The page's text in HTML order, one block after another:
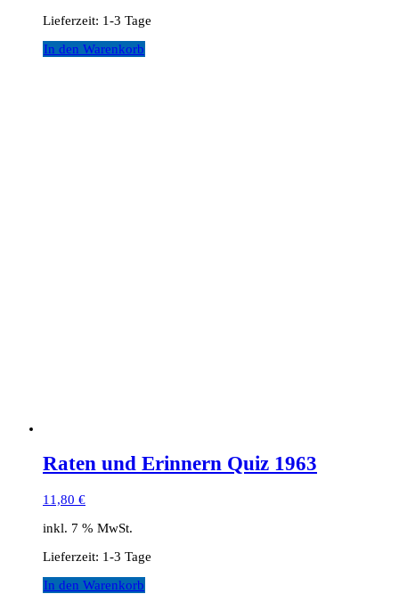
Lieferzeit: 1-3 Tage
In den Warenkorb
Raten und Erinnern Quiz 1963
11,80 €
inkl. 7 % MwSt.
Lieferzeit: 1-3 Tage
In den Warenkorb